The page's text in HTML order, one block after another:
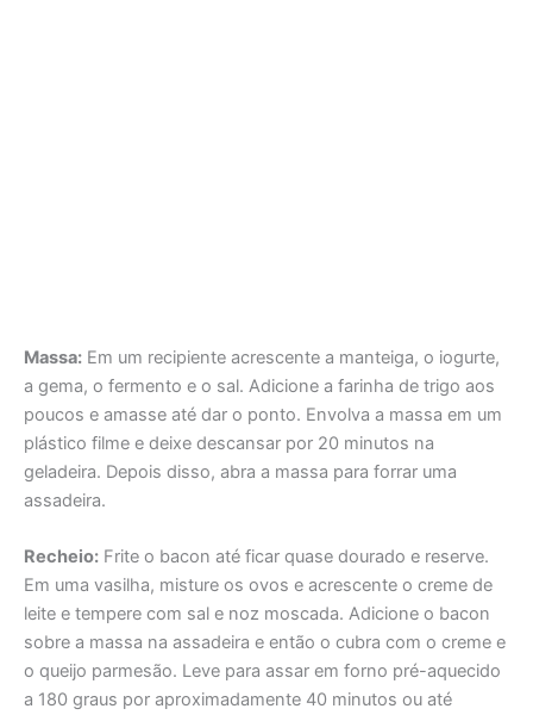
Massa: Em um recipiente acrescente a manteiga, o iogurte,
a gema, o fermento e o sal. Adicione a farinha de trigo aos
poucos e amasse até dar o ponto. Envolva a massa em um
plástico filme e deixe descansar por 20 minutos na
geladeira. Depois disso, abra a massa para forrar uma
assadeira.
Recheio: Frite o bacon até ficar quase dourado e reserve.
Em uma vasilha, misture os ovos e acrescente o creme de
leite e tempere com sal e noz moscada. Adicione o bacon
sobre a massa na assadeira e então o cubra com o creme e
o queijo parmesão. Leve para assar em forno pré-aquecido
a 180 graus por aproximadamente 40 minutos ou até